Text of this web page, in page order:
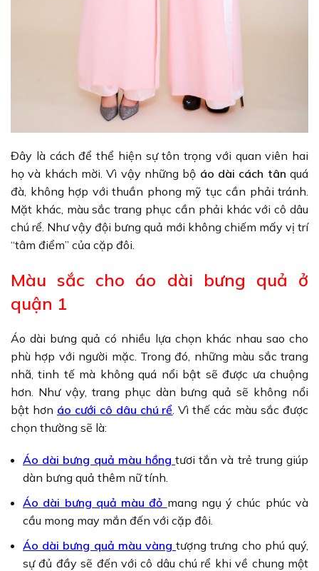
Đây là cách để thể hiện sự tôn trọng với quan viên hai
họ và khách mời. Vì vậy những bộ áo dài cách tânquá
đà, không hợp với thuần phong mỹ tục cần phải tránh.
Mặt khác, màu sắc trang phục cần phải khác với cô dâu
chú rể. Như vậy đội bưng quả mới không chiếm mấy vị trí
“tâm điểm” của cặp đôi.
Màu sắc cho áo dài bưng quả ở
quận 1
Áo dài bưng quả có nhiều lựa chọn khác nhau sao cho
phù hợp với người mặc. Trong đó, những màu sắc trang
nhã, tinh tế mà không quá nổi bật sẽ được ưa chuộng
hơn. Như vậy, trang phục dàn bưng quả sẽ không nổi
bật hơn áo cưới cô dâu chú rể. Vì thế các màu sắc được
chọn thường sẽ là:
Áo dài bưng quả màu hồngtươi tắn và trẻ trung giúp
dàn bưng quả thêm nữ tính.
Áo dài bưng quả màu đỏ mang ngụ ý chúc phúc và
cầu mong may mắn đến với cặp đôi.
Áo dài bưng quả màu vàngtượng trưng cho phú quý,
sự đủ đầy sẽ đến với cô dâu chú rể khi về chung một